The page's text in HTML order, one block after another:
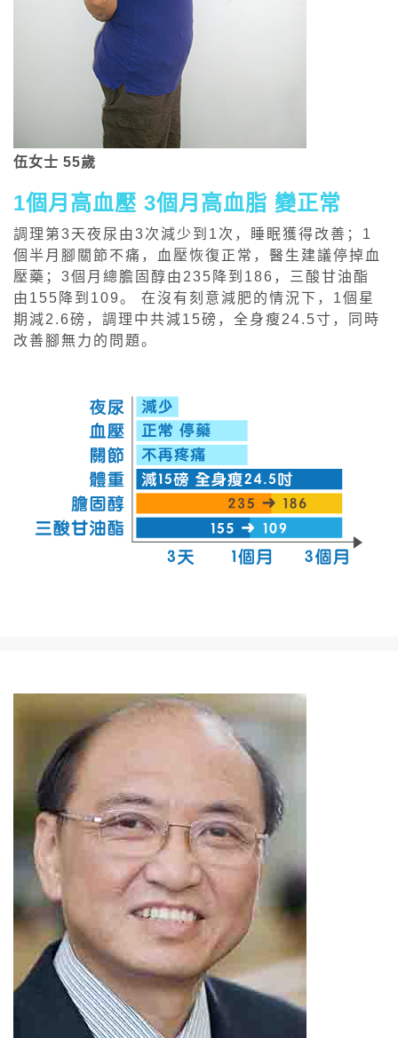
伍女士 55歲
1個月高血壓 3個月高血脂 變正常
調理第3天夜尿由3次減少到1次，睡眠獲得改善；1
個半月腳關節不痛，血壓恢復正常，醫生建議停掉血
壓藥；3個月總膽固醇由235降到186，三酸甘油酯
由155降到109。 在沒有刻意減肥的情況下，1個星
期減2.6磅，調理中共減15磅，全身瘦24.5寸，同時
改善腳無力的問題。